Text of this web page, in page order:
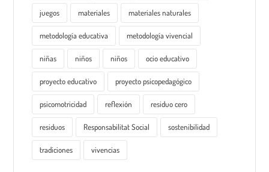
juegos materiales materiales naturales
metodología educativa metodología vivencial
niñas niños niños ocio educativo
proyecto educativo proyecto psicopedagógico
psicomotricidad reflexión residuo cero
residuos Responsabilitat Social sostenibilidad
tradiciones vivencias